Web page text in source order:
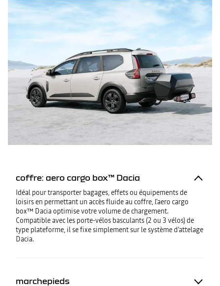
coffre: aero cargo box™ Dacia
Idéal pour transporter bagages, effets ou équipements de
loisirs en permettant un accès fluide au coffre, l'aero cargo
box™ Dacia optimise votre volume de chargement.
Compatible avec les porte-vélos basculants (2 ou 3 vélos) de
type plateforme, il se fixe simplement sur le système d’attelage
Dacia.
marchepieds